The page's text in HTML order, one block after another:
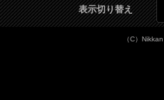
表示切り替え
（C）